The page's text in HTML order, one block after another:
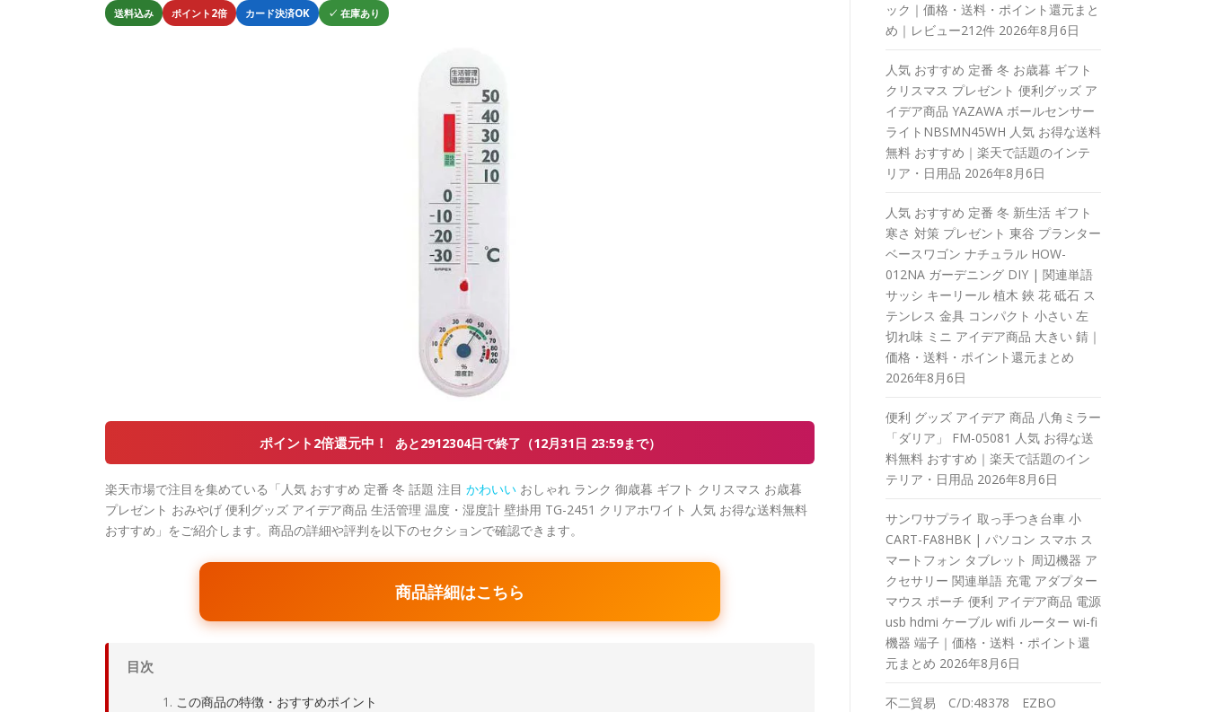
送料込み ポイント2倍 カード決済OK ✓ 在庫あり
ポイント2倍還元中！ あと2912304日で終了（12月31日 23:59まで）
楽天市場で注目を集めている「人気 おすすめ 定番 冬 話題 注目 かわいい おしゃれ ランク 御歳暮 ギフト クリスマス お歳暮
プレゼント おみやげ 便利グッズ アイデア商品 生活管理 温度・湿度計 壁掛用 TG-2451 クリアホワイト 人気 お得な送料無料
おすすめ」をご紹介します。商品の詳細や評判を以下のセクションで確認できます。
商品詳細はこちら
目次
この商品の特徴・おすすめポイント
ック｜価格・送料・ポイント還元まと
め｜レビュー212件 2026年8月6日
人気 おすすめ 定番 冬 お歳暮 ギフト
クリスマス プレゼント 便利グッズ ア
イデア商品 YAZAWA ボールセンサー
ライトNBSMN45WH 人気 お得な送料
無料 おすすめ｜楽天で話題のインテ
リア・日用品 2026年8月6日
人気 おすすめ 定番 冬 新生活 ギフト
寒さ 対策 プレゼント 東谷 プランター
ベースワゴン ナチュラル HOW-
012NA ガーデニング DIY | 関連単語
サッシ キーリール 植木 鋏 花 砥石 ス
テンレス 金具 コンパクト 小さい 左
切れ味 ミニ アイデア商品 大きい 錆｜
価格・送料・ポイント還元まとめ
2026年8月6日
便利 グッズ アイデア 商品 八角ミラー
「ダリア」 FM-05081 人気 お得な送
料無料 おすすめ｜楽天で話題のイン
テリア・日用品 2026年8月6日
サンワサプライ 取っ手つき台車 小
CART-FA8HBK | パソコン スマホ ス
マートフォン タブレット 周辺機器 ア
クセサリー 関連単語 充電 アダプター
マウス ポーチ 便利 アイデア商品 電源
usb hdmi ケーブル wifi ルーター wi-fi
機器 端子｜価格・送料・ポイント還
元まとめ 2026年8月6日
不二貿易 C/D:48378 EZBO